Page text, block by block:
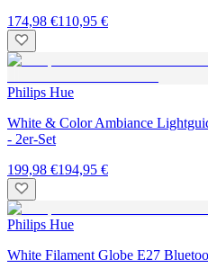
174,98 €110,95 €
Philips Hue
White & Color Ambiance
- 2er-Set
199,98 €194,95 €
Philips Hue
White Filament Globe E27